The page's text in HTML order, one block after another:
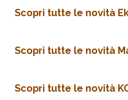
Scopri tutte le novità
Scopri tutte le novità
Scopri tutte le novità